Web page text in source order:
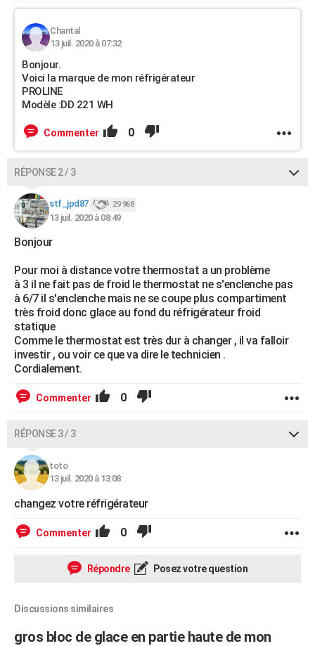
Chantal
13 juil. 2020 à 07:32
Bonjour.
Voici la marque de mon réfrigérateur
PROLINE
Modèle :DD 221 WH
Commenter 0
RÉPONSE 2 / 3
stf_jpd87 29 968
13 juil. 2020 à 08:49
Bonjour
Pour moi à distance votre thermostat a un problème
à 3 il ne fait pas de froid le thermostat ne s'enclenche pas
à 6/7 il s'enclenche mais ne se coupe plus compartiment
très froid donc glace au fond du réfrigérateur froid
statique
Comme le thermostat est très dur à changer , il va falloir
investir , ou voir ce que va dire le technicien .
Cordialement.
Commenter 0
RÉPONSE 3 / 3
toto
13 juil. 2020 à 13:08
changez votre réfrigérateur
Commenter 0
Répondre Posez votre question
Discussions similaires
gros bloc de glace en partie haute de mon